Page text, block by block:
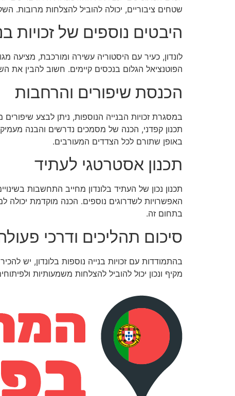
שטחים ציבוריים, יכולה להוביל להצלחות מרובות.
היבטים נוספים של זכויות
לונדון, כעיר עם היסטוריה עשירה ומורכבת, מציעה
הפוטנציאל הגלום בנכסים קיימים. חשוב להבין את
הכנסת שיפורים והרחבות
במסגרת זכויות הבנייה הנוספות, ניתן לבצע
תכנון קפדני, הכנה של מסמכים נדרשים והבנה
באופן שתורם לכל הצדדים המעורבים.
תכנון אסטרטגי לעתיד
תכנון נכון של העתיד בלונדון מחייב התחשבות
האפשרויות לשדרוגים נוספים. הכנה מוקדמת יכולה
בתחום זה.
סיכום תהליכים ודרכי
בהתמודדות עם זכויות בנייה נוספות בלונדון, יש
מקיף ונכון יכול להוביל להצלחות משמעותיות